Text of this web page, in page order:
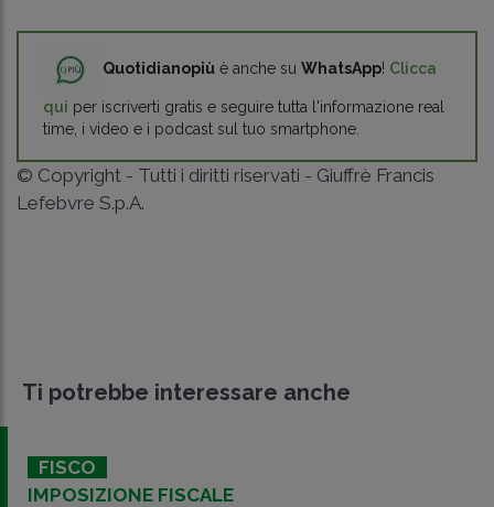
Quotidianopiù è anche su WhatsApp! Clicca
qui per iscriverti gratis e seguire tutta l'informazione real
time, i video e i podcast sul tuo smartphone.
© Copyright - Tutti i diritti riservati - Giuffrè Francis
Lefebvre S.p.A.
Ti potrebbe interessare anche
FISCO
IMPOSIZIONE FISCALE